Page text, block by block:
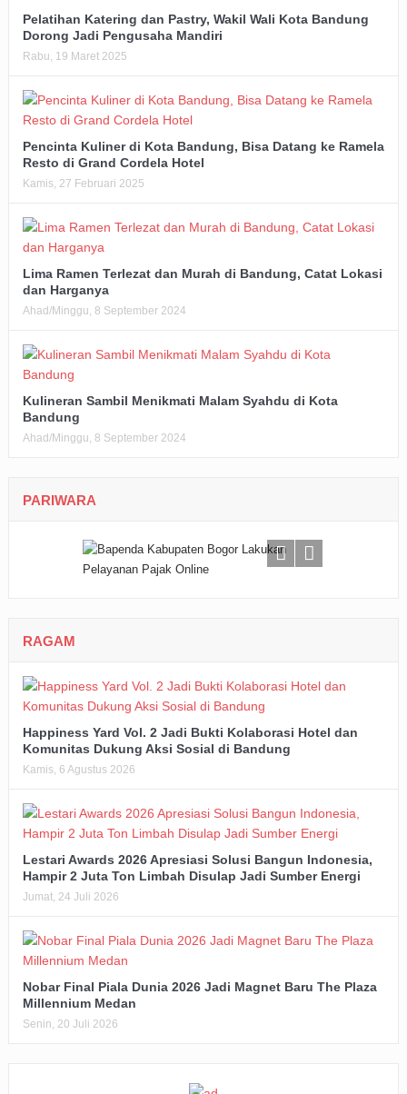
Pelatihan Katering dan Pastry, Wakil Wali Kota Bandung
Dorong Jadi Pengusaha Mandiri
Rabu, 19 Maret 2025
Pencinta Kuliner di Kota Bandung, Bisa Datang ke Ramela
Resto di Grand Cordela Hotel
Kamis, 27 Februari 2025
Lima Ramen Terlezat dan Murah di Bandung, Catat Lokasi
dan Harganya
Ahad/Minggu, 8 September 2024
Kulineran Sambil Menikmati Malam Syahdu di Kota
Bandung
Ahad/Minggu, 8 September 2024
PARIWARA
RAGAM
Happiness Yard Vol. 2 Jadi Bukti Kolaborasi Hotel dan
Komunitas Dukung Aksi Sosial di Bandung
Kamis, 6 Agustus 2026
Lestari Awards 2026 Apresiasi Solusi Bangun Indonesia,
Hampir 2 Juta Ton Limbah Disulap Jadi Sumber Energi
Jumat, 24 Juli 2026
Nobar Final Piala Dunia 2026 Jadi Magnet Baru The Plaza
Millennium Medan
Senin, 20 Juli 2026